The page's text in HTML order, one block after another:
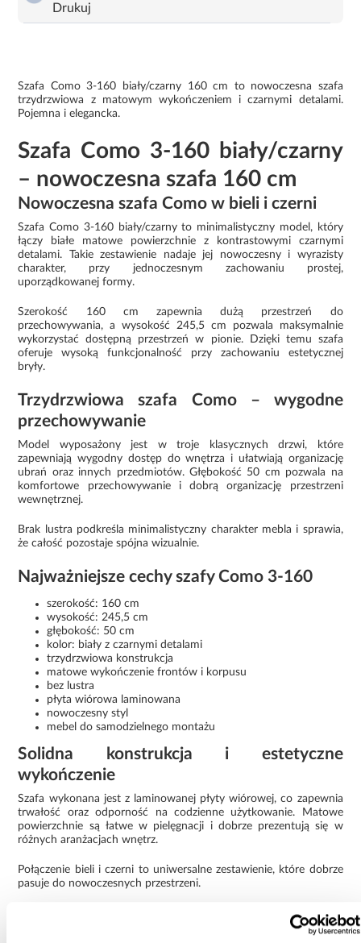
Drukuj
Szafa Como 3-160 biały/czarny 160 cm to nowoczesna szafa
trzydrzwiowa z matowym wykończeniem i czarnymi detalami.
Pojemna i elegancka.
Szafa Como 3-160 biały/czarny
– nowoczesna szafa 160 cm
Nowoczesna szafa Como w bieli i czerni
Szafa Como 3-160 biały/czarny to minimalistyczny model, który
łączy białe matowe powierzchnie z kontrastowymi czarnymi
detalami. Takie zestawienie nadaje jej nowoczesny i wyrazisty
charakter, przy jednoczesnym zachowaniu prostej,
uporządkowanej formy.
Szerokość 160 cm zapewnia dużą przestrzeń do
przechowywania, a wysokość 245,5 cm pozwala maksymalnie
wykorzystać dostępną przestrzeń w pionie. Dzięki temu szafa
oferuje wysoką funkcjonalność przy zachowaniu estetycznej
bryły.
Trzydrzwiowa szafa Como – wygodne
przechowywanie
Model wyposażony jest w troje klasycznych drzwi, które
zapewniają wygodny dostęp do wnętrza i ułatwiają organizację
ubrań oraz innych przedmiotów. Głębokość 50 cm pozwala na
komfortowe przechowywanie i dobrą organizację przestrzeni
wewnętrznej.
Brak lustra podkreśla minimalistyczny charakter mebla i sprawia,
że całość pozostaje spójna wizualnie.
Najważniejsze cechy szafy Como 3-160
szerokość: 160 cm
wysokość: 245,5 cm
głębokość: 50 cm
kolor: biały z czarnymi detalami
trzydrzwiowa konstrukcja
matowe wykończenie frontów i korpusu
bez lustra
płyta wiórowa laminowana
nowoczesny styl
mebel do samodzielnego montażu
Solidna konstrukcja i estetyczne
wykończenie
Szafa wykonana jest z laminowanej płyty wiórowej, co zapewnia
trwałość oraz odporność na codzienne użytkowanie. Matowe
powierzchnie są łatwe w pielęgnacji i dobrze prezentują się w
różnych aranżacjach wnętrz.
Połączenie bieli i czerni to uniwersalne zestawienie, które dobrze
pasuje do nowoczesnych przestrzeni.